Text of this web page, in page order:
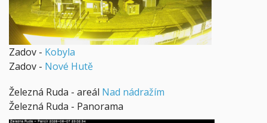
Zadov - Kobyla
Zadov - Nové Hutě
Železná Ruda - areál Nad nádražím
Železná Ruda - Panorama